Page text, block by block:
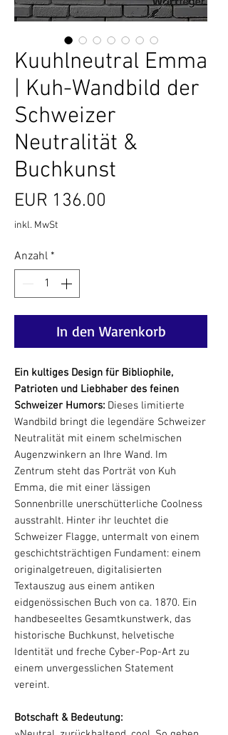
Kuuhlneutral Emma
| Kuh-Wandbild der
Schweizer
Neutralität &
Buchkunst
EUR 136.00
inkl. MwSt
Anzahl *
In den Warenkorb
Ein kultiges Design für Bibliophile,
Patrioten und Liebhaber des feinen
Schweizer Humors: Dieses limitierte
Wandbild bringt die legendäre Schweizer
Neutralität mit einem schelmischen
Augenzwinkern an Ihre Wand. Im
Zentrum steht das Porträt von Kuh
Emma, die mit einer lässigen
Sonnenbrille unerschütterliche Coolness
ausstrahlt. Hinter ihr leuchtet die
Schweizer Flagge, untermalt von einem
geschichtsträchtigen Fundament: einem
originalgetreuen, digitalisierten
Textauszug aus einem antiken
eidgenössischen Buch von ca. 1870. Ein
handbeseeltes Gesamtkunstwerk, das
historische Buchkunst, helvetische
Identität und freche Cyber-Pop-Art zu
einem unvergesslichen Statement
vereint.
Botschaft & Bedeutung: